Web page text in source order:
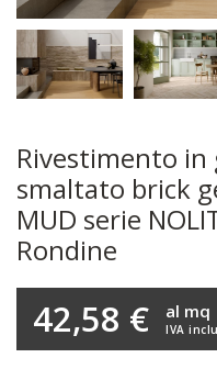
Rivestimento in
smaltato brick
MUD serie
Rondine
42,58 € IVA
al mq